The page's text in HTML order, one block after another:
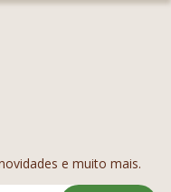
e muito mais.